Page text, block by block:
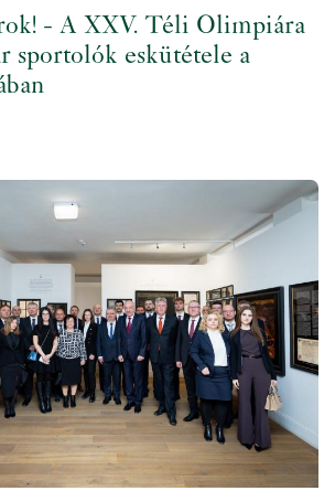
- A XXV. Téli Olimpiára
sportolók eskütétele a